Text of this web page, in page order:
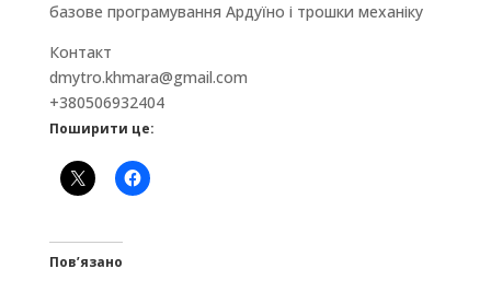
базове програмування Ардуїно і трошки механіку
Контакт
dmytro.khmara@gmail.com
+380506932404
Поширити це:
Пов’язано